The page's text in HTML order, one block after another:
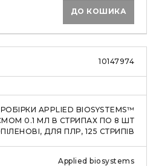
ДО КОШИКА
10147974
APPLIED BIOSYSTEMS™
0.1 МЛ В СТРИПАХ ПО 8 ШТ
ДЛЯ ПЛР, 125 СТРИПІВ
Applied biosystems